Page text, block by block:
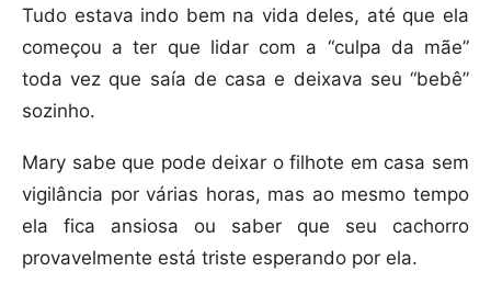
Tudo estava indo bem na vida deles, até que ela
começou a ter que lidar com a “culpa da mãe”
toda vez que saía de casa e deixava seu “bebê”
sozinho.
Mary sabe que pode deixar o filhote em casa sem
vigilância por várias horas, mas ao mesmo tempo
ela fica ansiosa ou saber que seu cachorro
provavelmente está triste esperando por ela.